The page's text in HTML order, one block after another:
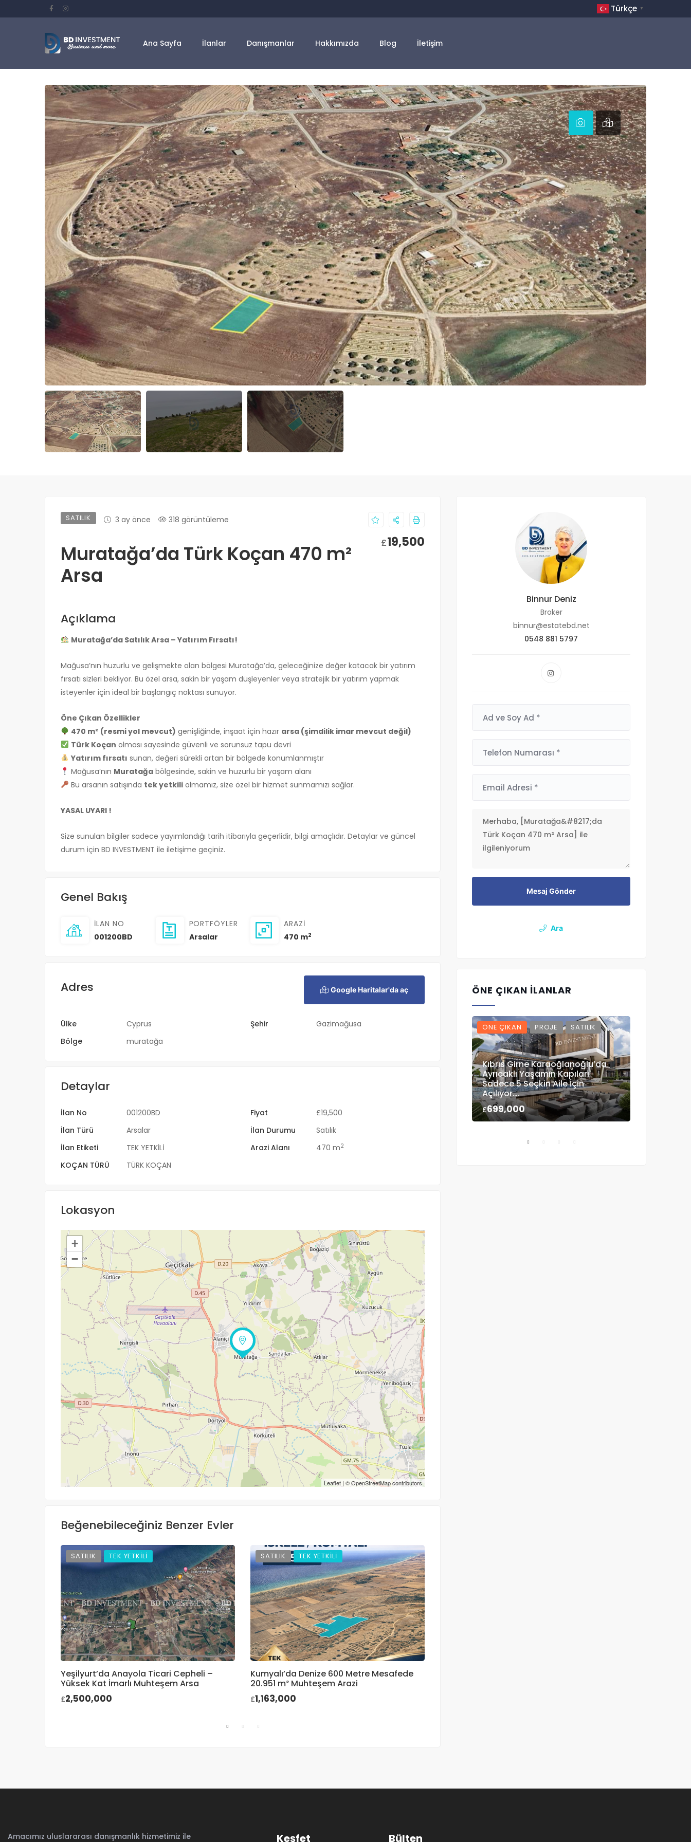
Türkçe ▼
Ana Sayfa İlanlar Danışmanlar Hakkımızda Blog İletişim
SATILIK 3 ay önce 318 görüntüleme
Muratağa’da Türk Koçan 470 m²
Arsa
£19,500
Açıklama
Muratağa’da Satılık Arsa – Yatırım Fırsatı!
Mağusa’nın huzurlu ve gelişmekte olan bölgesi Muratağa’da, geleceğinize değer katacak bir yatırım
fırsatı sizleri bekliyor. Bu özel arsa, sakin bir yaşam düşleyenler veya stratejik bir yatırım yapmak
isteyenler için ideal bir başlangıç noktası sunuyor.
Öne Çıkan Özellikler
470 m² (resmi yol mevcut) genişliğinde, inşaat için hazır arsa (şimdilik imar mevcut değil)
Türk Koçan olması sayesinde güvenli ve sorunsuz tapu devri
Yatırım fırsatı sunan, değeri sürekli artan bir bölgede konumlanmıştır
Mağusa’nın Muratağabölgesinde, sakin ve huzurlu bir yaşam alanı
Bu arsanın satışında tek yetkiliolmamız, size özel bir hizmet sunmamızı sağlar.
YASAL UYARI !
Size sunulan bilgiler sadece yayımlandığı tarih itibarıyla geçerlidir, bilgi amaçlıdır. Detaylar ve güncel
durum için BD INVESTMENT ile iletişime geçiniz.
Genel Bakış
İLAN NO
001200BD
PORTFÖYLER
Arsalar
ARAZI
470 m2
Adres Google Haritalar'da aç
Ülke Cyprus Şehir
Gazimağusa
Bölge
muratağa
Detaylar
İlan No 001200BD Fiyat £19,500
İlan Türü
Arsalar İlan Durumu
Satılık
İlan Etiketi
TEK YETKİLİ Arazi Alanı 470 m2
KOÇAN TÜRÜ TÜRK KOÇAN
Lokasyon
+
−
Leaflet | ©OpenStreetMapcontributors
Yol tarifi al
Beğenebileceğiniz Benzer Evler
SATILIK TEK YETKİLİ
Yeşilyurt’da Anayola Ticari Cepheli –
Yüksek Kat İmarlı Muhteşem Arsa
£2,500,000
SATILIK TEK YETKİLİ
Kumyalı’da Denize 600 Metre Mesafede
20.951 m² Muhteşem Arazi
£1,163,000
Binnur Deniz
Broker
binnur@estatebd.net
0548 881 5797
Mesaj Gönder
Ara
ÖNE ÇIKAN İLANLAR
ÖNE ÇIKAN PROJE SATILIK
Kıbrıs Girne Karaoğlanoğlu’da
Ayrıcaklı Yaşamın Kapıları
Sadece 5 Seçkin Aile İçin
Açılıyor….
£699,000
Amacımız uluslararası danışmanlık hizmetimiz ile Keşfet Bülten